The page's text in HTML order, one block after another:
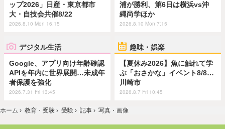
ップ2026」日産・東京都市
大・自技会共催8/22
2026.8.10 Mon 16:15
浦が勝利、第6日は横浜vs沖
縄尚学ほか
2026.8.10 Mon 7:15
デジタル生活
Google、アプリ向け年齢確認
APIを年内に世界展開…未成年
者保護を強化
2026.7.31 Fri 13:45
趣味・娯楽
【夏休み2026】魚に触れて学
ぶ「おさかな」イベント8/8…
川崎市
2026.8.7 Fri 10:45
ホーム › 教育・受験 › 受験 › 記事 › 写真・画像